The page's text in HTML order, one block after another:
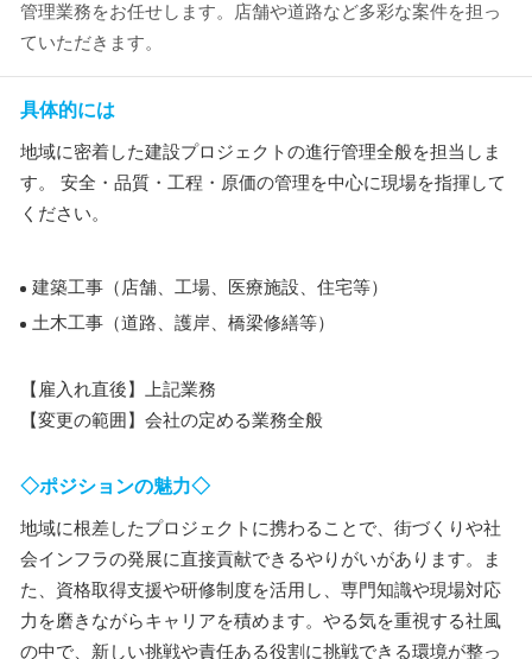
管理業務をお任せします。店舗や道路など多彩な案件を担っ
ていただきます。
具体的には
地域に密着した建設プロジェクトの進行管理全般を担当しま
す。 安全・品質・工程・原価の管理を中心に現場を指揮して
ください。
建築工事（店舗、工場、医療施設、住宅等）
土木工事（道路、護岸、橋梁修繕等）
【雇入れ直後】上記業務
【変更の範囲】会社の定める業務全般
◇ポジションの魅力◇
地域に根差したプロジェクトに携わることで、街づくりや社
会インフラの発展に直接貢献できるやりがいがあります。ま
た、資格取得支援や研修制度を活用し、専門知識や現場対応
力を磨きながらキャリアを積めます。やる気を重視する社風
の中で、新しい挑戦や責任ある役割に挑戦できる環境が整っ